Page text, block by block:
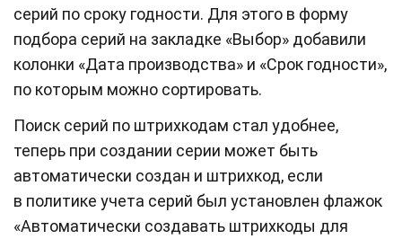
серий по сроку годности. Для этого в форму
подбора серий на закладке «Выбор» добавили
колонки «Дата производства» и «Срок годности»,
по которым можно сортировать.
Поиск серий по штрихкодам стал удобнее,
теперь при создании серии может быть
автоматически создан и штрихкод, если
в политике учета серий был установлен флажок
«Автоматически создавать штрихкоды для